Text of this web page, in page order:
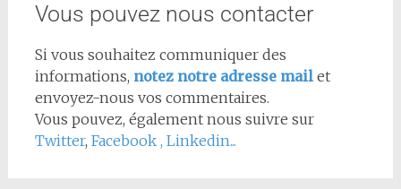
Vous pouvez nous contacter
Si vous souhaitez communiquer des
informations, notez notre adresse mail et
envoyez-nous vos commentaires.
Vous pouvez, également nous suivre sur
Twitter, Facebook , Linkedin...